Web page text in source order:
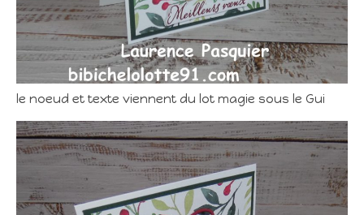
le noeud et texte viennent du lot magie sous le Gui